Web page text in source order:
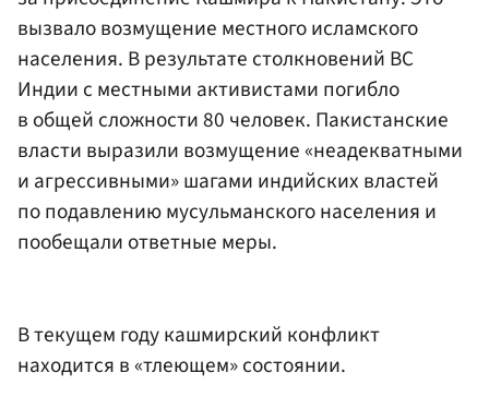
вызвало возмущение местного исламского
населения. В результате столкновений ВС
Индии с местными активистами погибло
в общей сложности 80 человек. Пакистанские
власти выразили возмущение «неадекватными
и агрессивными» шагами индийских властей
по подавлению мусульманского населения и
пообещали ответные меры.
В текущем году кашмирский конфликт
находится в «тлеющем» состоянии.